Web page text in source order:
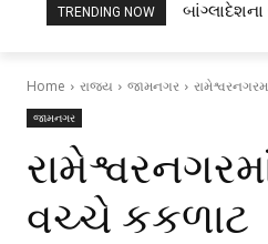
TRENDING NOW ટોપર્સ
બાંગ્લાદેશના
Home રાજ્ય જામનગર
જામનગર
વચ્ચે કકળાટ